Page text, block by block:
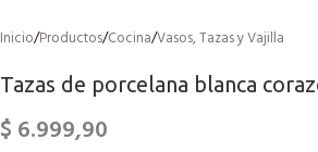
Inicio/Productos/Cocina/Vasos, Tazas y Vajilla
Tazas de porcelana blanca
$ 6.999,90